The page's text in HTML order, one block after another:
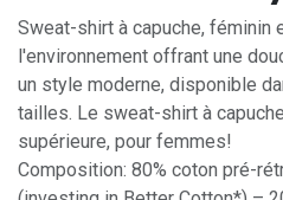
Sweat-shirt à capuche, féminin
l'environnement offrant une
un style moderne, disponible
tailles. Le sweat-shirt à
supérieure, pour femmes!
Composition: 80% coton pré-